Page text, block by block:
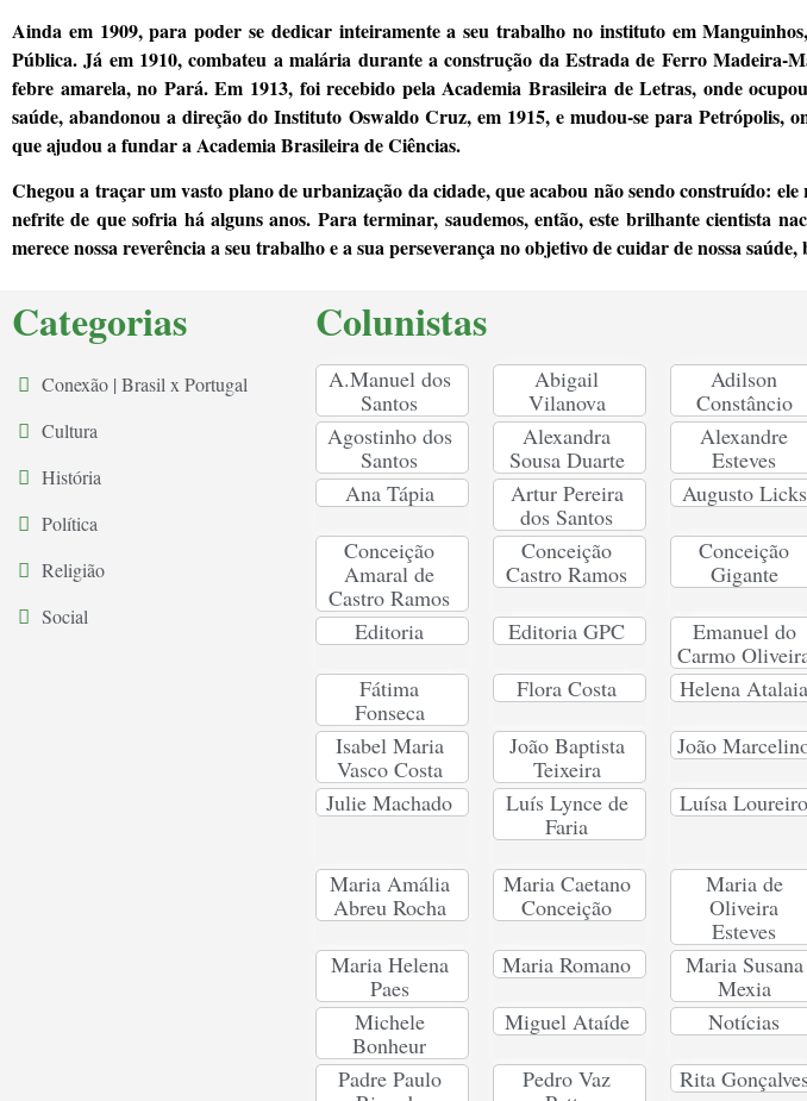
Ainda em 1909, para poder se dedicar inteiramente a seu trabalho no instituto em
Pública. Já em 1910, combateu a malária durante a construção da Estrada de Ferro Madeira-
febre amarela, no Pará. Em 1913, foi recebido pela Academia Brasileira de Letras, onde
saúde, abandonou a direção do Instituto Oswaldo Cruz, em 1915, e mudou-se para Petrópolis,
que ajudou a fundar a Academia Brasileira de Ciências.
Chegou a traçar um vasto plano de urbanização da cidade, que acabou não sendo construído:
nefrite de que sofria há alguns anos. Para terminar, saudemos, então, este brilhante cientista
merece nossa reverência a seu trabalho e a sua perseverança no objetivo de cuidar de nossa
Categorias
Conexão | Brasil x Portugal
Cultura
História
Política
Religião
Social
Colunistas
A.Manuel dos
Santos
Abigail
Vilanova
Adilson
Constâncio
Agostinho dos
Santos
Alexandra
Sousa Duarte
Alexandre
Esteves
Ana Tápia
Artur Pereira
dos Santos
Augusto Licks
Conceição
Amaral de
Castro Ramos
Conceição
Castro Ramos
Conceição
Gigante
Editoria Editoria GPC
Emanuel do
Carmo
Fátima
Fonseca
Flora Costa Helena Atalaia
Isabel Maria
Vasco Costa
João Baptista
Teixeira
João
Julie Machado
Luís Lynce de
Faria
Luísa Loureiro
Maria Amália
Abreu Rocha
Maria Caetano
Conceição
Maria de
Oliveira
Esteves
Maria Helena
Paes
Maria Romano
Maria Susana
Mexia
Michele
Bonheur
Miguel Ataíde Notícias
Padre Paulo
Pedro Vaz
Rita